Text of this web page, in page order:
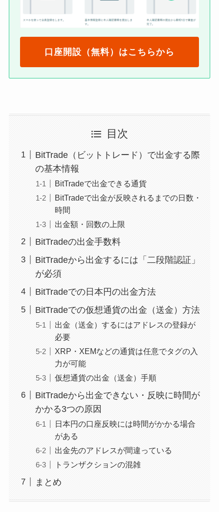
口座開設（無料）はこちらから
目次
BitTrade（ビットトレード）で出金する際
の基本情報
BitTradeで出金できる通貨
BitTradeで出金が反映されるまでの日数・
時間
出金額・回数の上限
BitTradeの出金手数料
BitTradeから出金するには「二段階認証」
が必須
BitTradeでの日本円の出金方法
BitTradeでの仮想通貨の出金（送金）方法
出金（送金）するにはアドレスの登録が
必要
XRP・XEMなどの通貨は任意でタグの入
力が可能
仮想通貨の出金（送金）手順
BitTradeから出金できない・反映に時間が
かかる3つの原因
日本円の口座反映には時間がかかる場合
がある
出金先のアドレスが間違っている
トランザクションの混雑
まとめ